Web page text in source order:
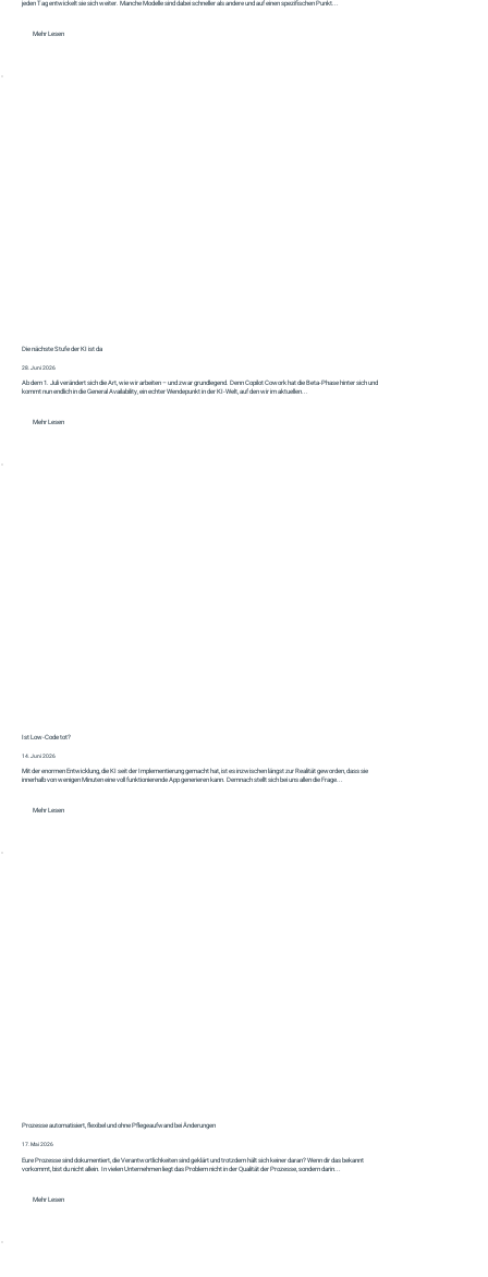
jeden Tag entwickelt sie sich weiter. Manche Modelle sind dabei schneller als andere und auf einen spezifischen Punkt...
Mehr Lesen
Die nächste Stufe der KI ist da
28. Juni 2026
Ab dem 1. Juli verändert sich die Art, wie wir arbeiten – und zwar grundlegend. Denn Copilot Cowork hat die Beta-Phase hinter sich und
kommt nun endlich in die General Availability, ein echter Wendepunkt in der KI-Welt, auf den wir im aktuellen...
Mehr Lesen
Ist Low-Code tot?
14. Juni 2026
Mit der enormen Entwicklung, die KI seit der Implementierung gemacht hat, ist es inzwischen längst zur Realität geworden, dass sie
innerhalb von wenigen Minuten eine voll funktionierende App generieren kann. Demnach stellt sich bei uns allen die Frage...
Mehr Lesen
Prozesse automatisiert, flexibel und ohne Pflegeaufwand bei Änderungen
17. Mai 2026
Eure Prozesse sind dokumentiert, die Verantwortlichkeiten sind geklärt und trotzdem hält sich keiner daran? Wenn dir das bekannt
vorkommt, bist du nicht allein. In vielen Unternehmen liegt das Problem nicht in der Qualität der Prozesse, sondern darin...
Mehr Lesen